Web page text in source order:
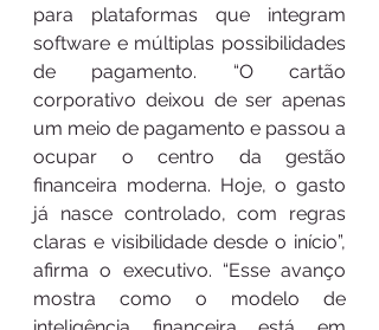
para plataformas que integram
software e múltiplas possibilidades
de pagamento. “O cartão
corporativo deixou de ser apenas
um meio de pagamento e passou a
ocupar o centro da gestão
financeira moderna. Hoje, o gasto
já nasce controlado, com regras
claras e visibilidade desde o início”,
afirma o executivo. “Esse avanço
mostra como o modelo de